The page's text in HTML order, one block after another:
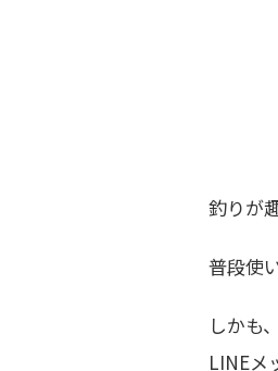
釣りが
普段使
しかも
LINEメ